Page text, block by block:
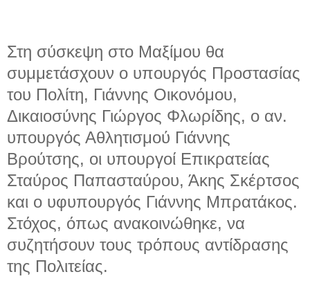
Στη σύσκεψη στο Μαξίμου θα
συμμετάσχουν ο υπουργός Προστασίας
του Πολίτη, Γιάννης Οικονόμου,
Δικαιοσύνης Γιώργος Φλωρίδης, ο αν.
υπουργός Αθλητισμού Γιάννης
Βρούτσης, οι υπουργοί Επικρατείας
Σταύρος Παπασταύρου, Άκης Σκέρτσος
και ο υφυπουργός Γιάννης Μπρατάκος.
Στόχος, όπως ανακοινώθηκε, να
συζητήσουν τους τρόπους αντίδρασης
της Πολιτείας.